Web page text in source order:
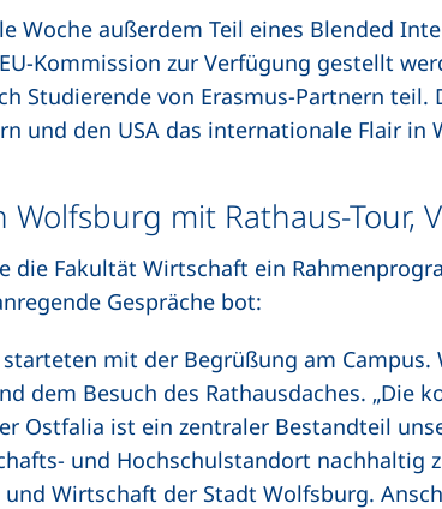
Woche außerdem Teil eines Blended
Kommission zur Verfügung gestellt
Studierende von Erasmus-Partnern teil.
und den USA das internationale Flair in
mit Rathaus-Tour,
die Fakultät Wirtschaft ein
Gespräche bot:
starteten mit der Begrüßung am
dem Besuch des Rathausdaches. „Die
Ostfalia ist ein zentraler Bestandteil
und Hochschulstandort nachhaltig
Wirtschaft der Stadt Wolfsburg.